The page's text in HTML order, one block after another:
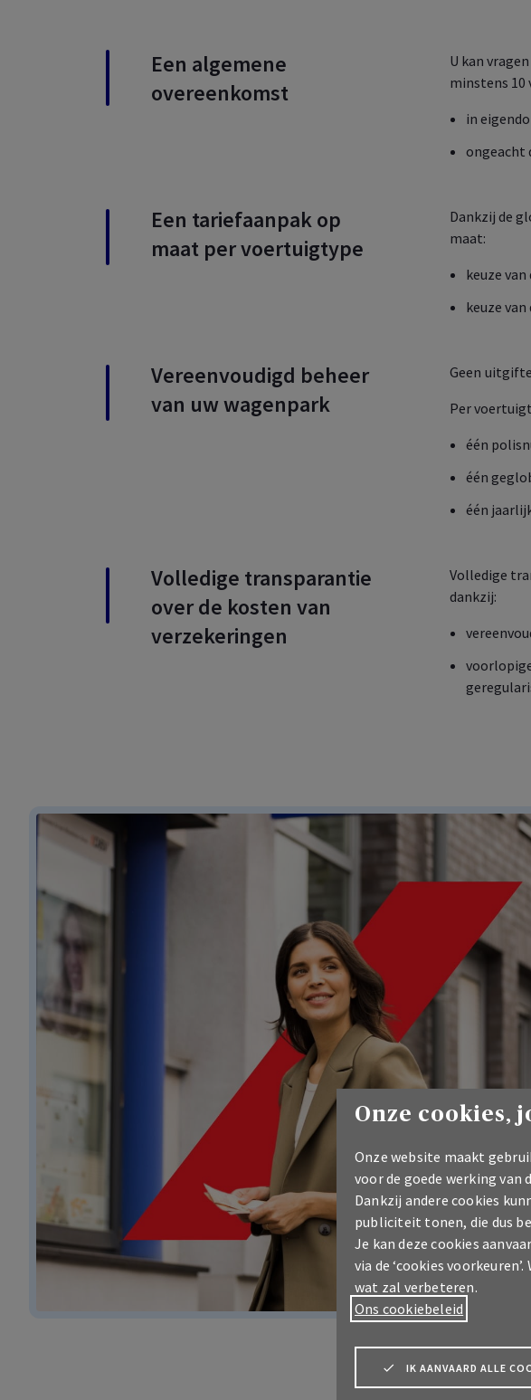
Een algemene
overeenkomst
U kan
minstens 10
in
ongeacht
Een tariefaanpak op
maat per voertuigtype
Dankzij de
maat:
keuze
keuze
Vereenvoudigd beheer
van uw wagenpark
Geen
Per
één
één
één
Volledige transparantie
over de kosten van
verzekeringen
Volledige
dankzij:
Onze cookies,
Onze website maakt
voor de goede werking van
Dankzij andere cookies
publiciteit tonen, die dus
Je kan deze cookies
via de ‘cookies
wat zal verbeteren.
Ons cookiebeleid
IK AANVAARD ALLE